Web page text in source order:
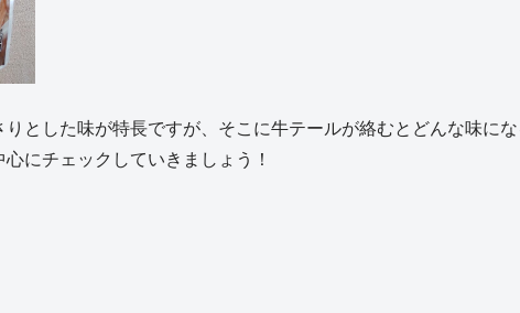
りとした味が特長ですが、そこに牛テールが絡むとどんな味に
にチェックしていきましょう！